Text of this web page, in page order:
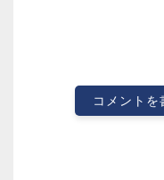
コメントを